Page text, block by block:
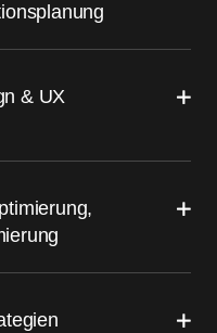
& UX